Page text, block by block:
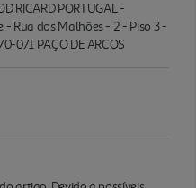
RICARD PORTUGAL -
- Rua dos Malhões - 2 - Piso 3 -
071 PAÇO DE ARCOS